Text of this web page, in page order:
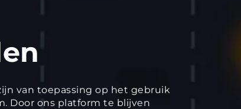
van toepassing op het gebruik
Door ons platform te blijven